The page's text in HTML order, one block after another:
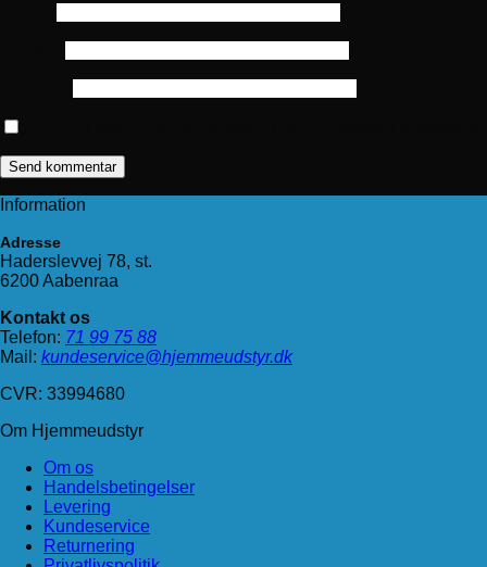
Information
Adresse
Haderslevvej 78, st.
6200 Aabenraa
Kontakt os
Telefon: 71 99 75 88
Mail: kundeservice@hjemmeudstyr.dk
CVR: 33994680
Om Hjemmeudstyr
Om os
Handelsbetingelser
Levering
Kundeservice
Returnering